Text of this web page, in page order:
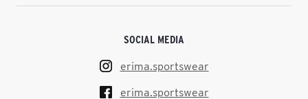
SOCIAL MEDIA
erima.sportswear
erima.sportswear